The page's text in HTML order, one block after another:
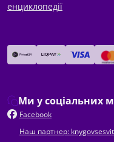
енциклопедії
Ми у соціальних
Facebook
Наш партнер: